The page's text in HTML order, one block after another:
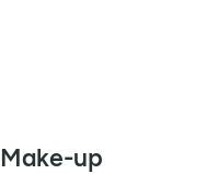
Make-up